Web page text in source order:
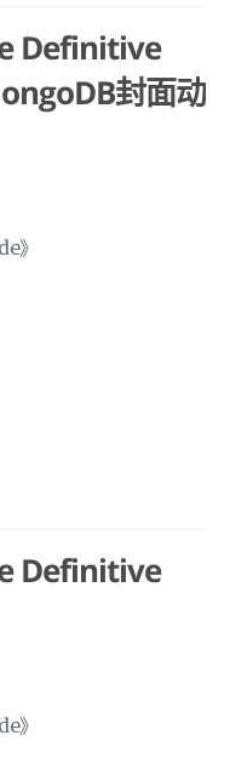
Definitive
封面动
》
Definitive
》